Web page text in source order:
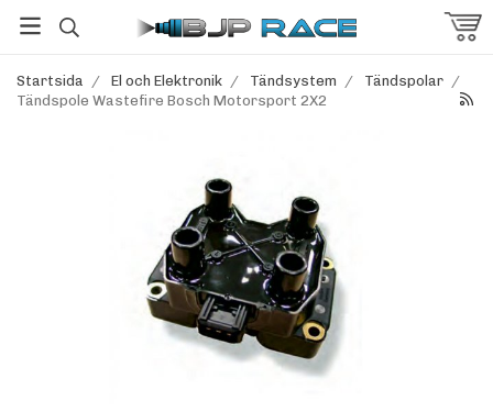
Startsida / El och Elektronik / Tändsystem / Tändspolar /
Tändspole Wastefire Bosch Motorsport 2X2